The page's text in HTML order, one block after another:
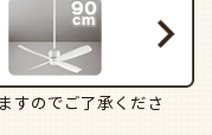
すのでご了承くださ